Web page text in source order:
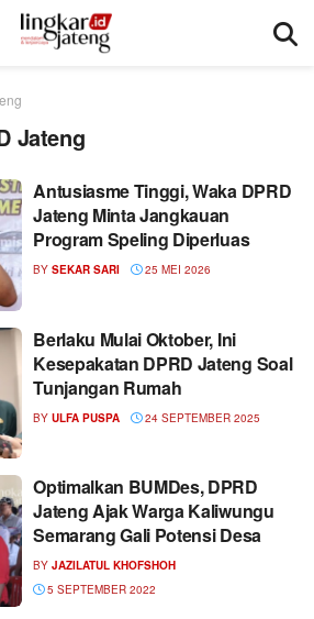
Jateng
Antusiasme Tinggi, Waka DPRD
Jateng Minta Jangkauan
Program Speling Diperluas
BY SEKAR SARI 25 MEI 2026
Berlaku Mulai Oktober, Ini
Kesepakatan DPRD Jateng Soal
Tunjangan Rumah
BY ULFA PUSPA 24 SEPTEMBER 2025
Optimalkan BUMDes, DPRD
Jateng Ajak Warga Kaliwungu
Semarang Gali Potensi Desa
BY JAZILATUL KHOFSHOH
5 SEPTEMBER 2022